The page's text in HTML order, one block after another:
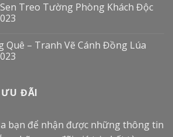
Treo Tường Phòng Khách Độc
Quê – Tranh Vẽ Cánh Đồng Lúa
ĐÃI
bạn để nhận được những thông tin